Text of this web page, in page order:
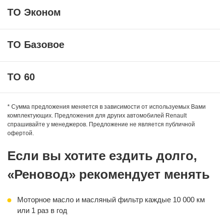
ТО Эконом
Оригинальное синтетическое моторное масло:
— ELF Evolution SL/CF
Фильтр масляный
Работа по замене
ТО Базовое
— ELF Evolution SL/CF
— FUCHS TITAN Formula LCV
— ROSNEFT Magnum Ultratec
Фильтр воздушный
Свечи зажигания
ТО 60
Оригинальное синтетическое моторное масло:
— ROSNEFT Magnum Ultratec
Фильтр масляный
Свечи зажигания
* Сумма предложения меняется в зависимости от используемых Вами
комплектующих. Предложения для других автомобилей Renault
спрашивайте у менеджеров. Предложение не является публичной
офертой.
Если вы хотите ездить долго,
«Реновод» рекомендует менять
Моторное масло и масляный фильтр каждые 10 000 км
или 1 раз в год